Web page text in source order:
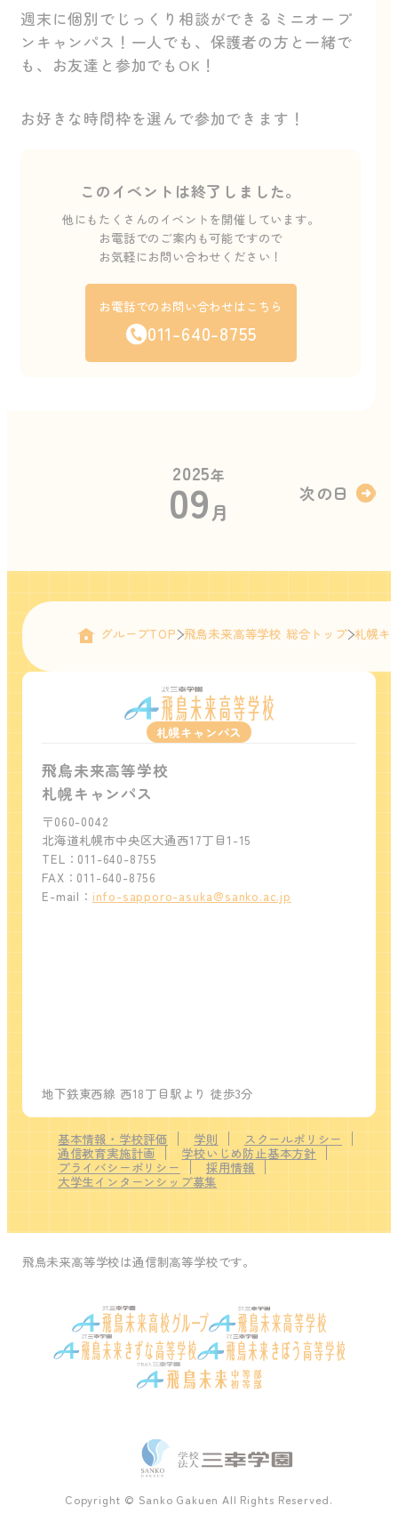
週末に個別でじっくり相談ができるミニオープ
ンキャンパス！一人でも、保護者の方と一緒で
も、お友達と参加でもOK！
お好きな時間枠を選んで参加できます！
このイベントは終了しました。
他にもたくさんのイベントを開催しています。
お電話でのご案内も可能ですので
お気軽にお問い合わせください！
お電話でのお問い合わせはこちら
011-640-8755
2025年
09月
次の日
グループTOP 飛鳥未来高等学校 総合トップ 札幌キ
札幌キャンパス
飛鳥未来高等学校
札幌キャンパス
〒060-0042
北海道札幌市中央区大通西17丁目1-15
TEL：011-640-8755
FAX：011-640-8756
E-mail： info-sapporo-asuka@sanko.ac.jp
地下鉄東西線 西18丁目駅より 徒歩3分
基本情報・学校評価 学則
スクールポリシー
通信教育実施計画
学校いじめ防止基本方針
プライバシーポリシー
採用情報
大学生インターンシップ募集
飛鳥未来高等学校は通信制高等学校です。
Copyright © Sanko Gakuen All Rights Reserved.